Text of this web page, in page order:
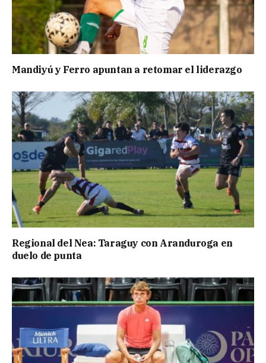
Mandiyú y Ferro apuntan a retomar el liderazgo
Regional del Nea: Taraguy con Aranduroga en
duelo de punta